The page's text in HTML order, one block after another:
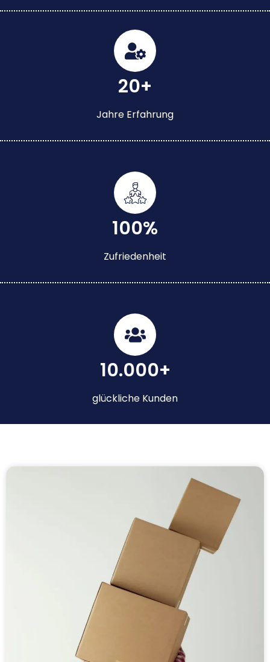
20+
Jahre Erfahrung
100%
Zufriedenheit
10.000+
glückliche Kunden